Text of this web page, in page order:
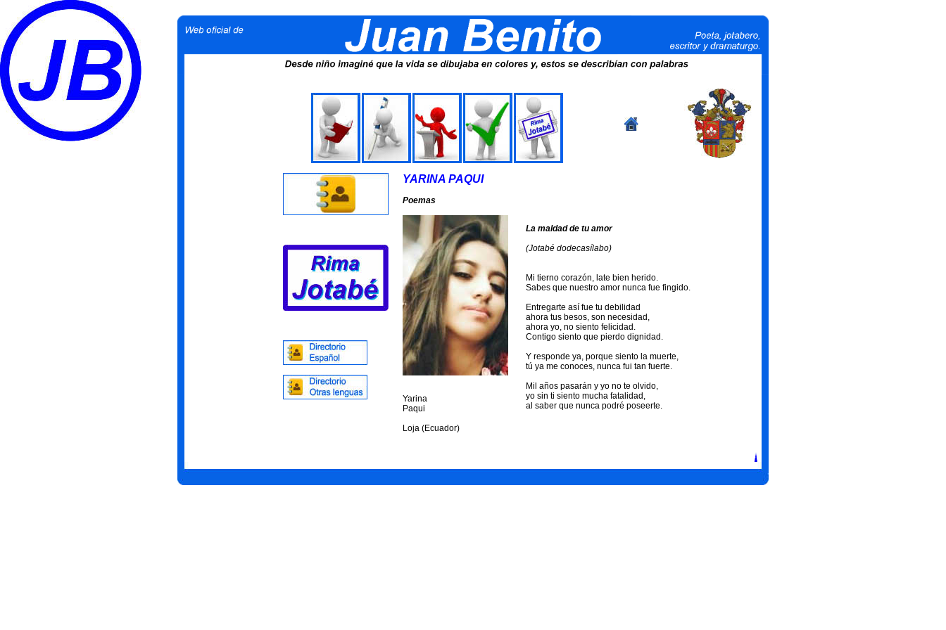
YARINA PAQUI
Poemas
Yarina
Paqui
Loja (Ecuador)
La maldad de tu amor
(Jotabé dodecasílabo)
Mi tierno corazón, late bien herido.
Sabes que nuestro amor nunca fue fingido.
Entregarte así fue tu debilidad
ahora tus besos, son necesidad,
ahora yo, no siento felicidad.
Contigo siento que pierdo dignidad.
Y responde ya, porque siento la muerte,
tú ya me conoces, nunca fui tan fuerte.
Mil años pasarán y yo no te olvido,
yo sin ti siento mucha fatalidad,
al saber que nunca podré poseerte.